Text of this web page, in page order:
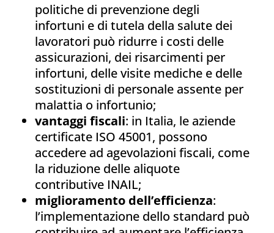
politiche di prevenzione degli
infortuni e di tutela della salute dei
lavoratori può ridurre i costi delle
assicurazioni, dei risarcimenti per
infortuni, delle visite mediche e delle
sostituzioni di personale assente per
malattia o infortunio;
vantaggi fiscali: in Italia, le aziende
certificate ISO 45001, possono
accedere ad agevolazioni fiscali, come
la riduzione delle aliquote
contributive INAIL;
miglioramento dell’efficienza:
l’implementazione dello standard può